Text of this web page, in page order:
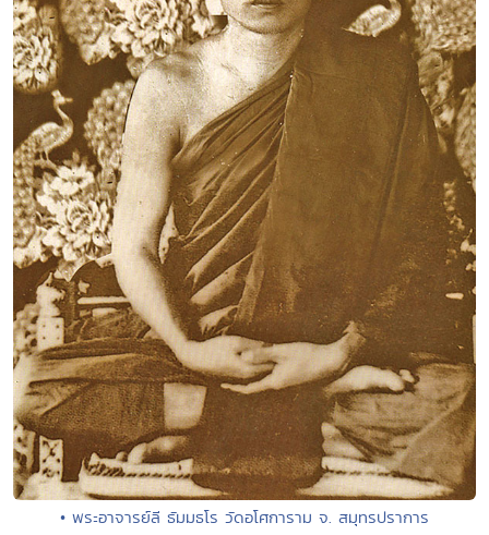
• พระอาจารย์ลี ธัมมธโร วัดอโศการาม จ. สมุทรปราการ